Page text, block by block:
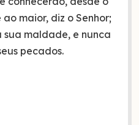
maior, diz o Senhor;
maldade, e nunca
pecados.